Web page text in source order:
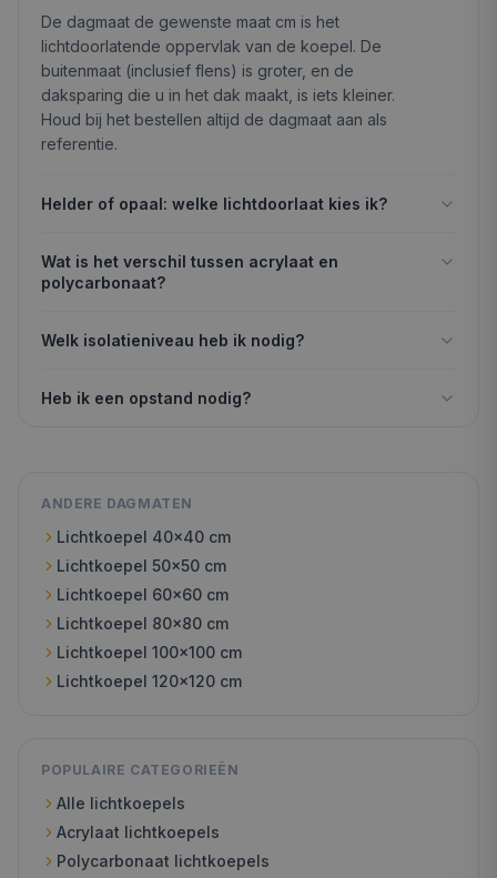
De dagmaat de gewenste maat cm is het
lichtdoorlatende oppervlak van de koepel. De
buitenmaat (inclusief flens) is groter, en de
daksparing die u in het dak maakt, is iets kleiner.
Houd bij het bestellen altijd de dagmaat aan als
referentie.
Helder of opaal: welke lichtdoorlaat kies ik?
Wat is het verschil tussen acrylaat en
polycarbonaat?
Welk isolatieniveau heb ik nodig?
Heb ik een opstand nodig?
ANDERE DAGMATEN
Lichtkoepel 40x40 cm
Lichtkoepel 50x50 cm
Lichtkoepel 60x60 cm
Lichtkoepel 80x80 cm
Lichtkoepel 100x100 cm
Lichtkoepel 120x120 cm
POPULAIRE CATEGORIEËN
Alle lichtkoepels
Acrylaat lichtkoepels
Polycarbonaat lichtkoepels